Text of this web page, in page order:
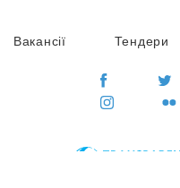
Вакансії Тендери